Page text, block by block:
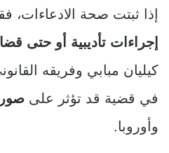
إذا ثبتت صحة الادعاءات،
إجراءات تأديبية أو حتى
كيليان مبابي وفريقه
في قضية قد تؤثر على
وأوروبا.